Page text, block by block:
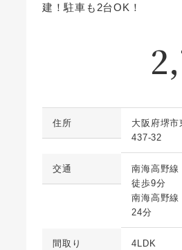
建！駐車も2台OK！
住所
大阪府堺市
437-32
交通
南海高野線
徒歩9分
南海高野線
24分
間取り 4LDK